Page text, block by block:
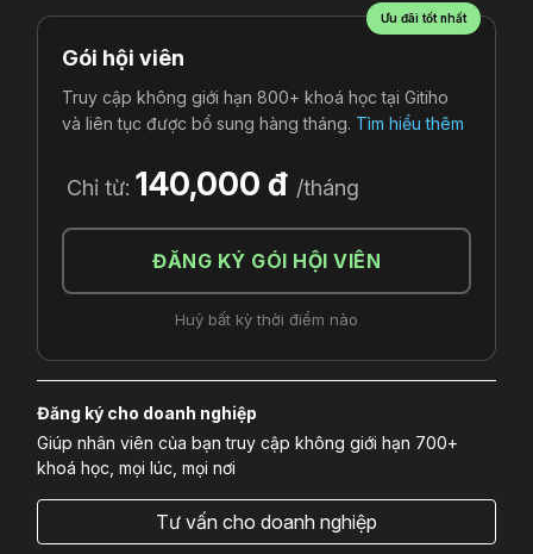
Ưu đãi tốt nhất
Gói hội viên
Truy cập không giới hạn 800+ khoá học tại Gitiho
và liên tục được bổ sung hàng tháng. Tìm hiểu thêm
Chỉ từ: 140,000 đ /tháng
ĐĂNG KÝ GÓI HỘI VIÊN
Huỷ bất kỳ thời điểm nào
Đăng ký cho doanh nghiệp
Giúp nhân viên của bạn truy cập không giới hạn 700+
khoá học, mọi lúc, mọi nơi
Tư vấn cho doanh nghiệp